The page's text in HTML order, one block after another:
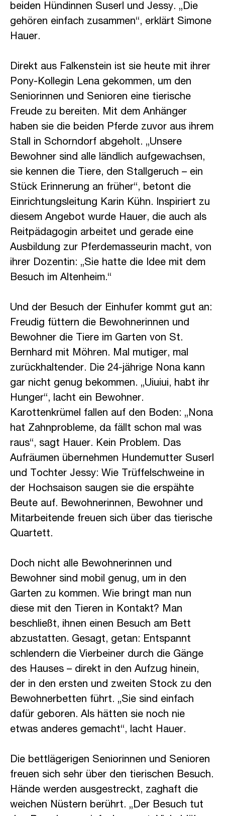
beiden Hündinnen Suserl und Jessy. „Die
gehören einfach zusammen“, erklärt Simone
Hauer.
Direkt aus Falkenstein ist sie heute mit ihrer
Pony-Kollegin Lena gekommen, um den
Seniorinnen und Senioren eine tierische
Freude zu bereiten. Mit dem Anhänger
haben sie die beiden Pferde zuvor aus ihrem
Stall in Schorndorf abgeholt. „Unsere
Bewohner sind alle ländlich aufgewachsen,
sie kennen die Tiere, den Stallgeruch – ein
Stück Erinnerung an früher“, betont die
Einrichtungsleitung Karin Kühn. Inspiriert zu
diesem Angebot wurde Hauer, die auch als
Reitpädagogin arbeitet und gerade eine
Ausbildung zur Pferdemasseurin macht, von
ihrer Dozentin: „Sie hatte die Idee mit dem
Besuch im Altenheim.“
Und der Besuch der Einhufer kommt gut an:
Freudig füttern die Bewohnerinnen und
Bewohner die Tiere im Garten von St.
Bernhard mit Möhren. Mal mutiger, mal
zurückhaltender. Die 24-jährige Nona kann
gar nicht genug bekommen. „Uiuiui, habt ihr
Hunger“, lacht ein Bewohner.
Karottenkrümel fallen auf den Boden: „Nona
hat Zahnprobleme, da fällt schon mal was
raus“, sagt Hauer. Kein Problem. Das
Aufräumen übernehmen Hundemutter Suserl
und Tochter Jessy: Wie Trüffelschweine in
der Hochsaison saugen sie die erspähte
Beute auf. Bewohnerinnen, Bewohner und
Mitarbeitende freuen sich über das tierische
Quartett.
Doch nicht alle Bewohnerinnen und
Bewohner sind mobil genug, um in den
Garten zu kommen. Wie bringt man nun
diese mit den Tieren in Kontakt? Man
beschließt, ihnen einen Besuch am Bett
abzustatten. Gesagt, getan: Entspannt
schlendern die Vierbeiner durch die Gänge
des Hauses – direkt in den Aufzug hinein,
der in den ersten und zweiten Stock zu den
Bewohnerbetten führt. „Sie sind einfach
dafür geboren. Als hätten sie noch nie
etwas anderes gemacht“, lacht Hauer.
Die bettlägerigen Seniorinnen und Senioren
freuen sich sehr über den tierischen Besuch.
Hände werden ausgestreckt, zaghaft die
weichen Nüstern berührt. „Der Besuch tut